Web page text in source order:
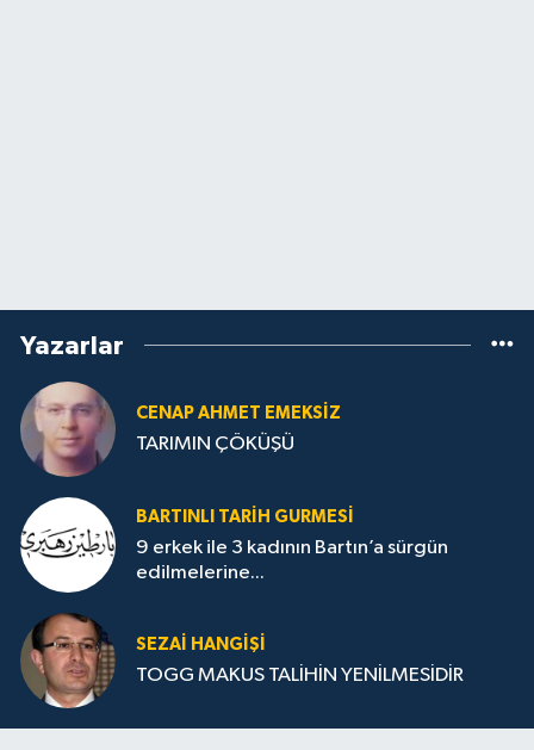
Yazarlar
CENAP AHMET EMEKSİZ
TARIMIN ÇÖKÜŞÜ
BARTINLI TARIH GURMESI
9 erkek ile 3 kadının Bartın’a sürgün
edilmelerine...
SEZAI HANGİŞİ
TOGG MAKUS TALİHİN YENİLMESİDİR